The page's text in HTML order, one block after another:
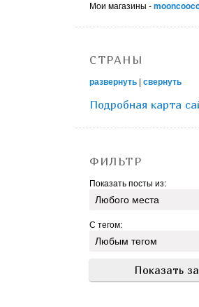
Мои магазины -
СТРАНЫ
развернуть | свернуть
Подробная карта
ФИЛЬТР
Показать посты из:
С тегом: